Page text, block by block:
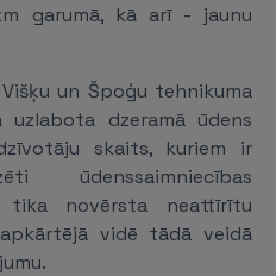
garumā, kā arī - jaunu
un Špoģu tehnikuma
dzeramā ūdens
skaits, kuriem ir
ūdenssaimniecības
novērsta neattīrītu
vidē tādā veidā